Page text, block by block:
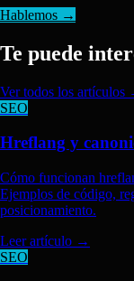
Hablemos →
Te puede
Ver todos los artículos
SEO
Hreflang y
Cómo funcionan
Ejemplos de código,
posicionamiento.
Leer artículo →
SEO